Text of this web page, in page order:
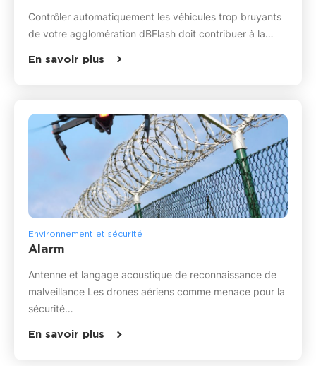
Contrôler automatiquement les véhicules trop bruyants
de votre agglomération dBFlash doit contribuer à la…
En savoir plus
Environnement et sécurité
Alarm
Antenne et langage acoustique de reconnaissance de
malveillance Les drones aériens comme menace pour la
sécurité…
En savoir plus